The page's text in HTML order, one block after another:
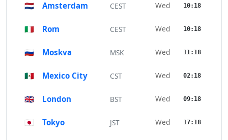
🇳🇱 Amsterdam CEST Wed 10:18
🇮🇹 Rom CEST Wed 10:18
🇷🇺 Moskva MSK Wed 11:18
🇲🇽 Mexico City CST Wed 02:18
🇬🇧 London BST Wed 09:18
🇯🇵 Tokyo JST Wed 17:18